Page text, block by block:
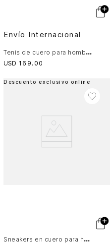
Envío Internacional
T
enis de cuero para hombre Duna
USD 169 . 00
Descuento exclusivo online
S
neakers en cuero para hombre Ocean